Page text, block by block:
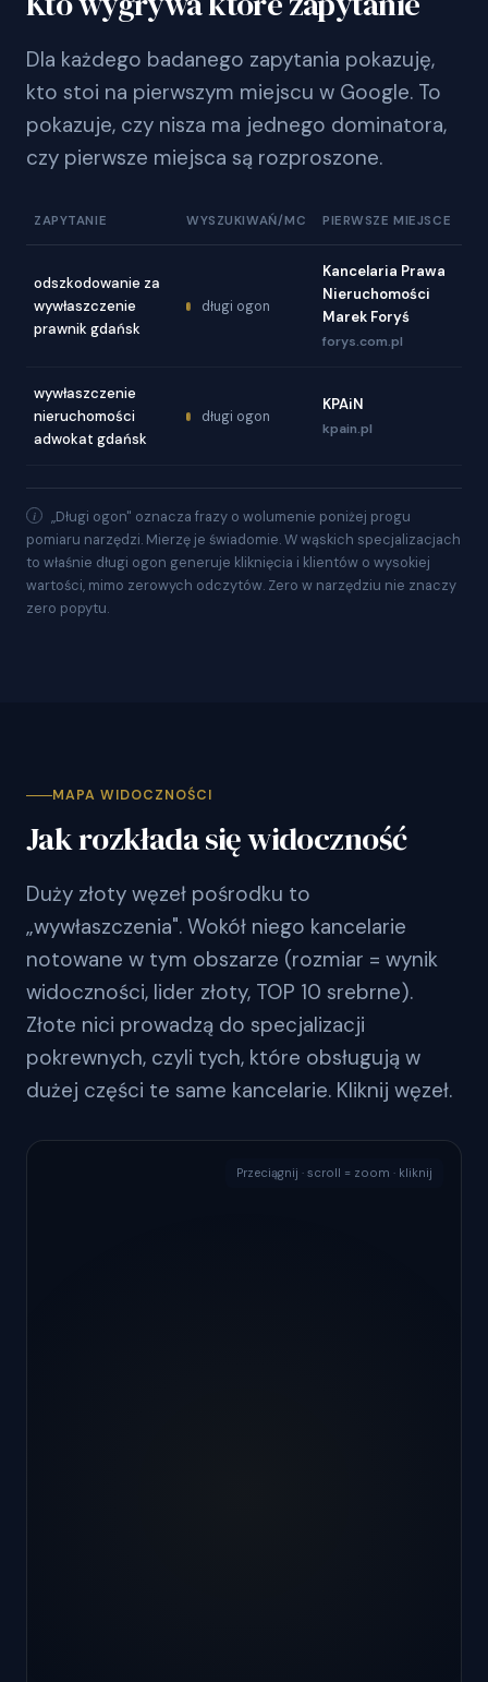
Dla każdego badanego zapytania pokazuję,
kto stoi na pierwszym miejscu w Google. To
pokazuje, czy nisza ma jednego dominatora,
czy pierwsze miejsca są rozproszone.
ZAPYTANIE WYSZUKIWAŃ/MC PIERWSZE MIEJSCE
odszkodowanie za
wywłaszczenie
prawnik gdańsk
długi ogon
Kancelaria Prawa
Nieruchomości
Marek Foryś
forys.com.pl
wywłaszczenie
nieruchomości
adwokat gdańsk
długi ogon
KPAiN
kpain.pl
„Długi ogon" oznacza frazy o wolumenie poniżej progu
pomiaru narzędzi. Mierzę je świadomie. W wąskich specjalizacjach
to właśnie długi ogon generuje kliknięcia i klientów o wysokiej
wartości, mimo zerowych odczytów. Zero w narzędziu nie znaczy
zero popytu.
MAPA WIDOCZNOŚCI
Jak rozkłada się widoczność
Duży złoty węzeł pośrodku to
„wywłaszczenia". Wokół niego kancelarie
notowane w tym obszarze (rozmiar = wynik
widoczności, lider złoty, TOP 10 srebrne).
Złote nici prowadzą do specjalizacji
pokrewnych, czyli tych, które obsługują w
dużej części te same kancelarie. Kliknij węzeł.
Przeciągnij · scroll = zoom · kliknij